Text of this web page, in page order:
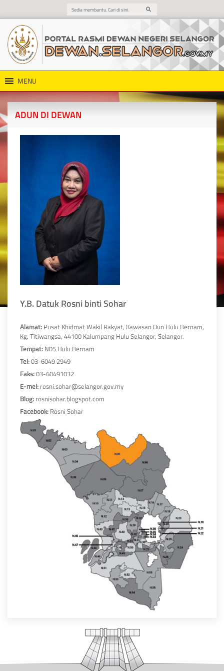
MENU
ADUN DI DEWAN
Y.B. Datuk Rosni binti Sohar
Alamat: Pusat Khidmat Wakil Rakyat, Kawasan Dun Hulu Bernam,
Kg. Titiwangsa, 44100 Kalumpang Hulu Selangor, Selangor.
Tempat: N05 Hulu Bernam
Tel:03-6049 2949
Faks:03-60491032
E-mel: rosni.sohar@selangor.gov.my
Blog: rosnisohar.blogspot.com
Facebook: Rosni Sohar